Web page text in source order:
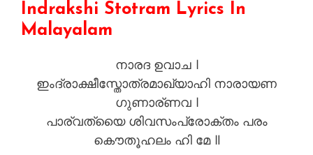
Indrakshi Stotram Lyrics In
Malayalam
നാരദ ഉവാച ।
ഇംദ്രാക്ഷീസ്തോത്രമാഖ്യാഹി നാരായണ
ഗുണാര്ണവ ।
പാര്വത്യൈ ശിവസംപ്രോക്തം പരം
കൌതൂഹലം ഹി മേ ॥